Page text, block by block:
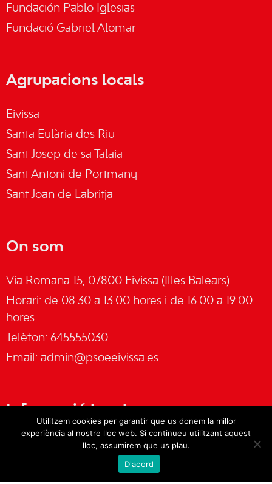
Fundación Pablo Iglesias
Fundació Gabriel Alomar
Agrupacions locals
Eivissa
Santa Eulària des Riu
Sant Josep de sa Talaia
Sant Antoni de Portmany
Sant Joan de Labritja
On som
Via Romana 15, 07800 Eivissa (Illes Balears)
Horari: de 08.30 a 13.00 hores i de 16.00 a 19.00
hores.
Telèfon: 645555030
Email: admin@psoeeivissa.es
Informació legal
Utilitzem cookies per garantir que us donem la millor
experiència al nostre lloc web. Si continueu utilitzant aquest
lloc, assumirem que us plau.
D'acord